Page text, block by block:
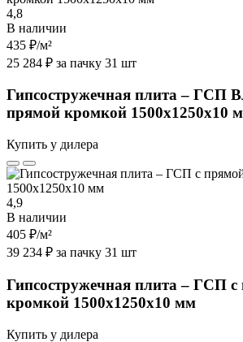
4,8
В наличии
435 ₽/м²
25 284 ₽ за пачку 31 шт
Гипсостружечная плита – ГСП
прямой кромкой 1500х1250х10
Купить у дилера
4,9
В наличии
405 ₽/м²
39 234 ₽ за пачку 31 шт
Гипсостружечная плита – ГСП
кромкой 1500х1250х10 мм
Купить у дилера